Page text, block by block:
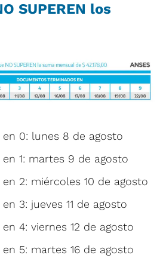
SUPEREN los
0: lunes 8 de agosto
1: martes 9 de agosto
2: miércoles 10 de agosto
3: jueves 11 de agosto
4: viernes 12 de agosto
5: martes 16 de agosto